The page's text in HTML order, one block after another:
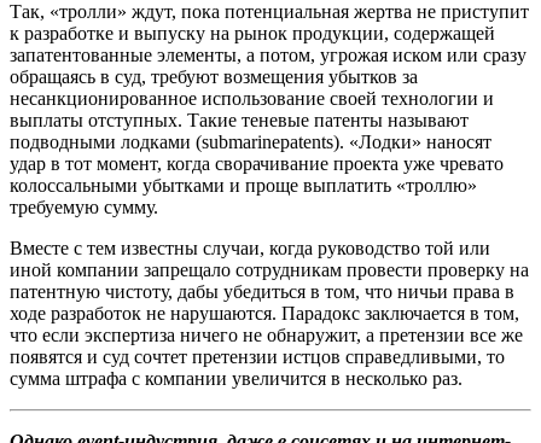
Так, «тролли» ждут, пока потенциальная жертва не приступит
к разработке и выпуску на рынок продукции, содержащей
запатентованные элементы, а потом, угрожая иском или сразу
обращаясь в суд, требуют возмещения убытков за
несанкционированное использование своей технологии и
выплаты отступных. Такие теневые патенты называют
подводными лодками (submarinepatents). «Лодки» наносят
удар в тот момент, когда сворачивание проекта уже чревато
колоссальными убытками и проще выплатить «троллю»
требуемую сумму.
Вместе с тем известны случаи, когда руководство той или
иной компании запрещало сотрудникам провести проверку на
патентную чистоту, дабы убедиться в том, что ничьи права в
ходе разработок не нарушаются. Парадокс заключается в том,
что если экспертиза ничего не обнаружит, а претензии все же
появятся и суд сочтет претензии истцов справедливыми, то
сумма штрафа с компании увеличится в несколько раз.